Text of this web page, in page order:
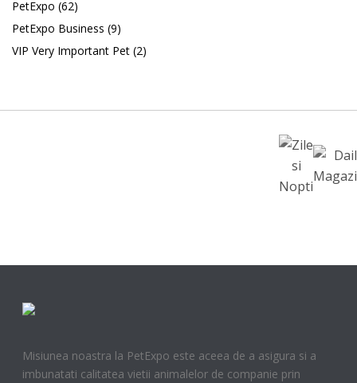
PetExpo (62)
PetExpo Business (9)
VIP Very Important Pet (2)
Misiunea noastra la PetExpo este aceea de a asigura si a
imbunatati calitatea vietii animalelor de companie prin